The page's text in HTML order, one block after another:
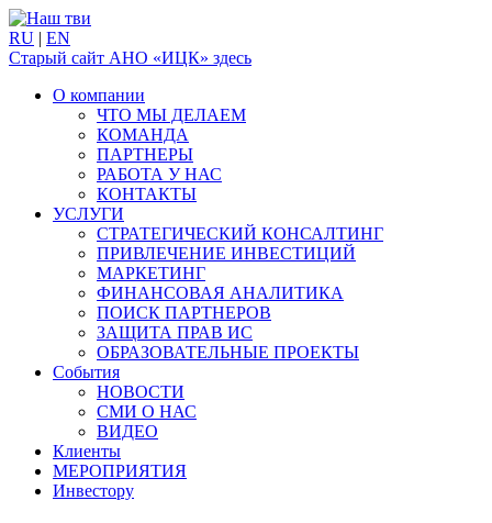
RU | EN
Старый сайт АНО «ИЦК» здесь
О компании
ЧТО МЫ ДЕЛАЕМ
КОМАНДА
ПАРТНЕРЫ
РАБОТА У НАС
КОНТАКТЫ
УСЛУГИ
СТРАТЕГИЧЕСКИЙ КОНСАЛТИНГ
ПРИВЛЕЧЕНИЕ ИНВЕСТИЦИЙ
МАРКЕТИНГ
ФИНАНСОВАЯ АНАЛИТИКА
ПОИСК ПАРТНЕРОВ
ЗАЩИТА ПРАВ ИС
ОБРАЗОВАТЕЛЬНЫЕ ПРОЕКТЫ
События
НОВОСТИ
СМИ О НАС
ВИДЕО
Клиенты
МЕРОПРИЯТИЯ
Инвестору